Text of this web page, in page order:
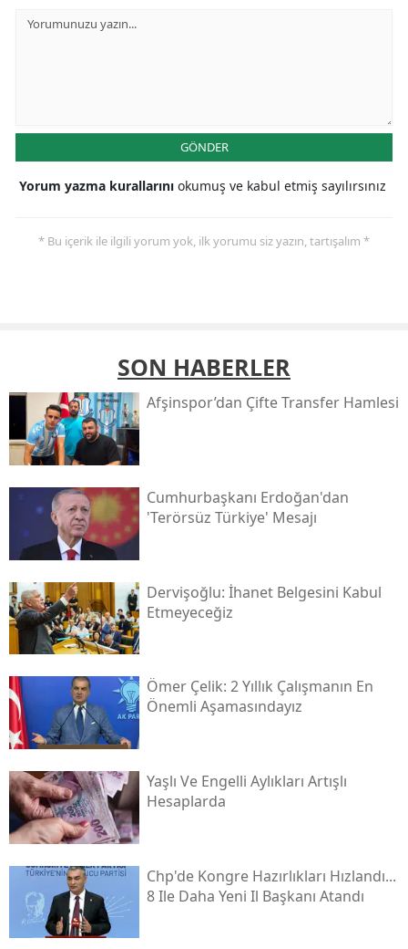
GÖNDER
Yorum yazma kurallarını okumuş ve kabul etmiş sayılırsınız
* Bu içerik ile ilgili yorum yok, ilk yorumu siz yazın, tartışalım *
SON HABERLER
Afşinspor’dan Çifte Transfer Hamlesi
Cumhurbaşkanı Erdoğan'dan
'terörsüz Türkiye' Mesajı
Dervişoğlu: İhanet Belgesini Kabul
Etmeyeceğiz
Ömer Çelik: 2 Yıllık Çalışmanın En
Önemli Aşamasındayız
Yaşlı Ve Engelli Aylıkları Artışlı
Hesaplarda
Chp'de Kongre Hazırlıkları Hızlandı...
8 Ile Daha Yeni Il Başkanı Atandı